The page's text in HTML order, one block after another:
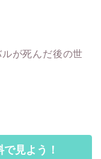
が死んだ後の世
見よう！